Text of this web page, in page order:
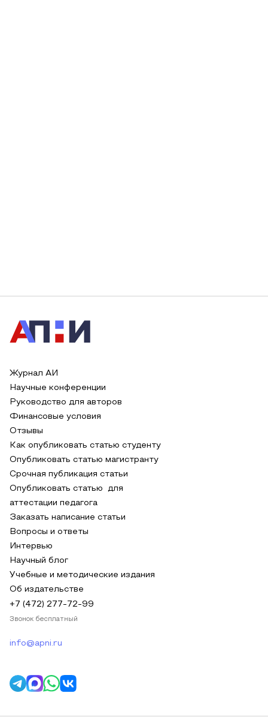
Журнал АИ
Научные конференции
Руководство для авторов
Финансовые условия
Отзывы
Как опубликовать статью студенту
Опубликовать статью магистранту
Срочная публикация статьи
Опубликовать статью для
аттестации педагога
Заказать написание статьи
Вопросы и ответы
Интервью
Научный блог
Учебные и методические издания
Об издательстве
+7 (472) 277-72-99
Звонок бесплатный
info@apni.ru